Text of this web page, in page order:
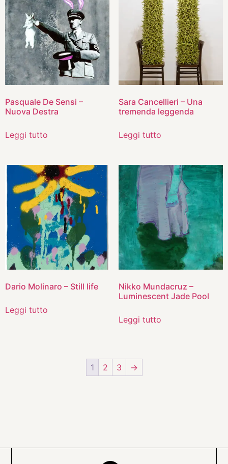
Pasquale De Sensi –
Nuova Destra
Leggi tutto
Sara Cancellieri – Una
tremenda leggenda
Leggi tutto
Dario Molinaro – Still life
Leggi tutto
Nikko Mundacruz –
Luminescent Jade Pool
Leggi tutto
1 2 3 →